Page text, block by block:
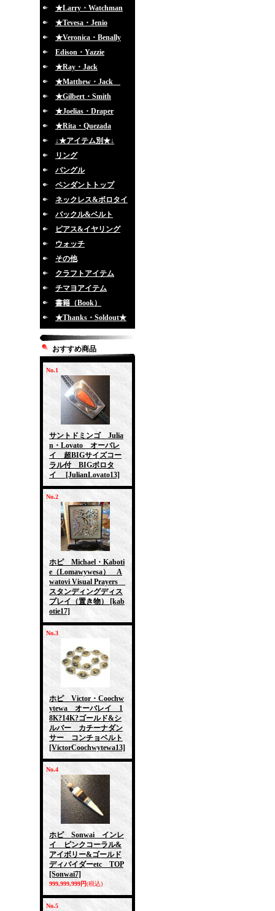
★Larry・Watchman
★Tevesa・Jenio
★Veronica・Benally
Edison・Yazzie
★Ray・Jack
★Matthew・Jack
★Gilbert・Smith
★Joelias・Draper
★Rita・Quezada
↓★アイテム別★↓
リング
バングル
ペンダントトップ
ネックレス&ボロタイ
バックル&ベルト
ピアス&イヤリング
ウォッチ
その他
クラフトアイテム
チマヨアイテム
書籍（Book）
★Thanks・Soldout★
おすすめ商品
No.1
サントドミンゴ Julia
n・Lovato オーバレ
イ 超BIGサイズコー
ラル付 BIGボロタ
イ
[JulianLovato13]
No.2
ホピ Michael・Kaboti
e（Lomawywesa） A
watovi Visual Prayers
スタンディングディス
プレイ（置き物）
[kab
otie17]
No.3
ホピ Victor・Coochw
ytewa オーバレイ 1
8K?14K?ゴールド&シ
ルバー カチーナダン
サー コンチョベルト
[VictorCoochwytewa13]
No.4
ホピ Sonwai インレ
イ ピンクコーラル&
アイボリー&ゴールド
ディバイダーetc TOP
[Sonwai7]
999,999,999円(税込)
No.5